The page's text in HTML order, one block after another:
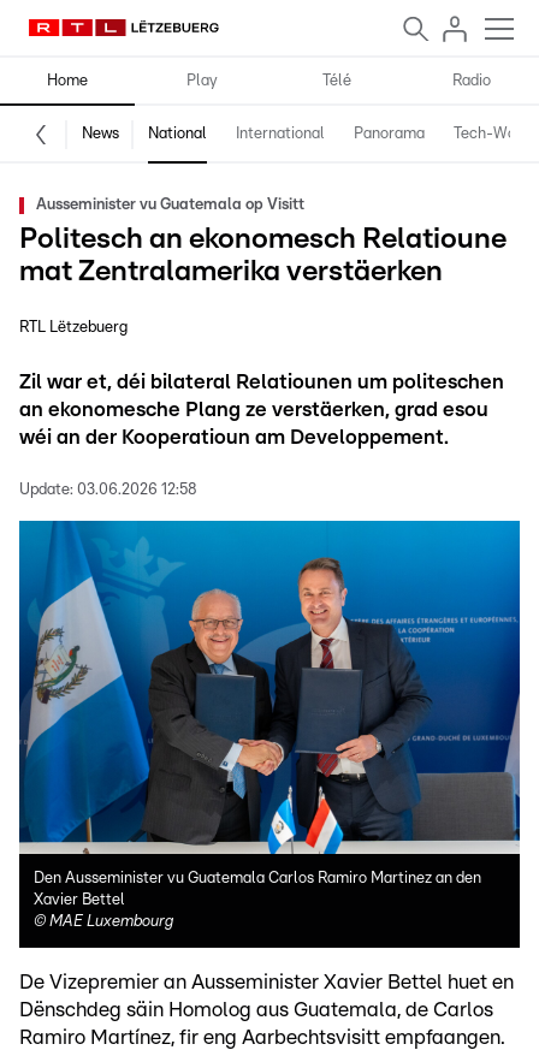
Home Play Télé Radio
News National International Panorama Tech-World
Ausseminister vu Guatemala op Visitt
Politesch an ekonomesch Relatioune
mat Zentralamerika verstäerken
RTL Lëtzebuerg
Zil war et, déi bilateral Relatiounen um politeschen
an ekonomesche Plang ze verstäerken, grad esou
wéi an der Kooperatioun am Developpement.
Update: 03.06.2026 12:58
Den Ausseminister vu Guatemala Carlos Ramiro Martinez an den
Xavier Bettel
© MAE Luxembourg
De Vizepremier an Ausseminister Xavier Bettel huet en
Dënschdeg säin Homolog aus Guatemala, de Carlos
Ramiro Martínez, fir eng Aarbechtsvisitt empfaangen.